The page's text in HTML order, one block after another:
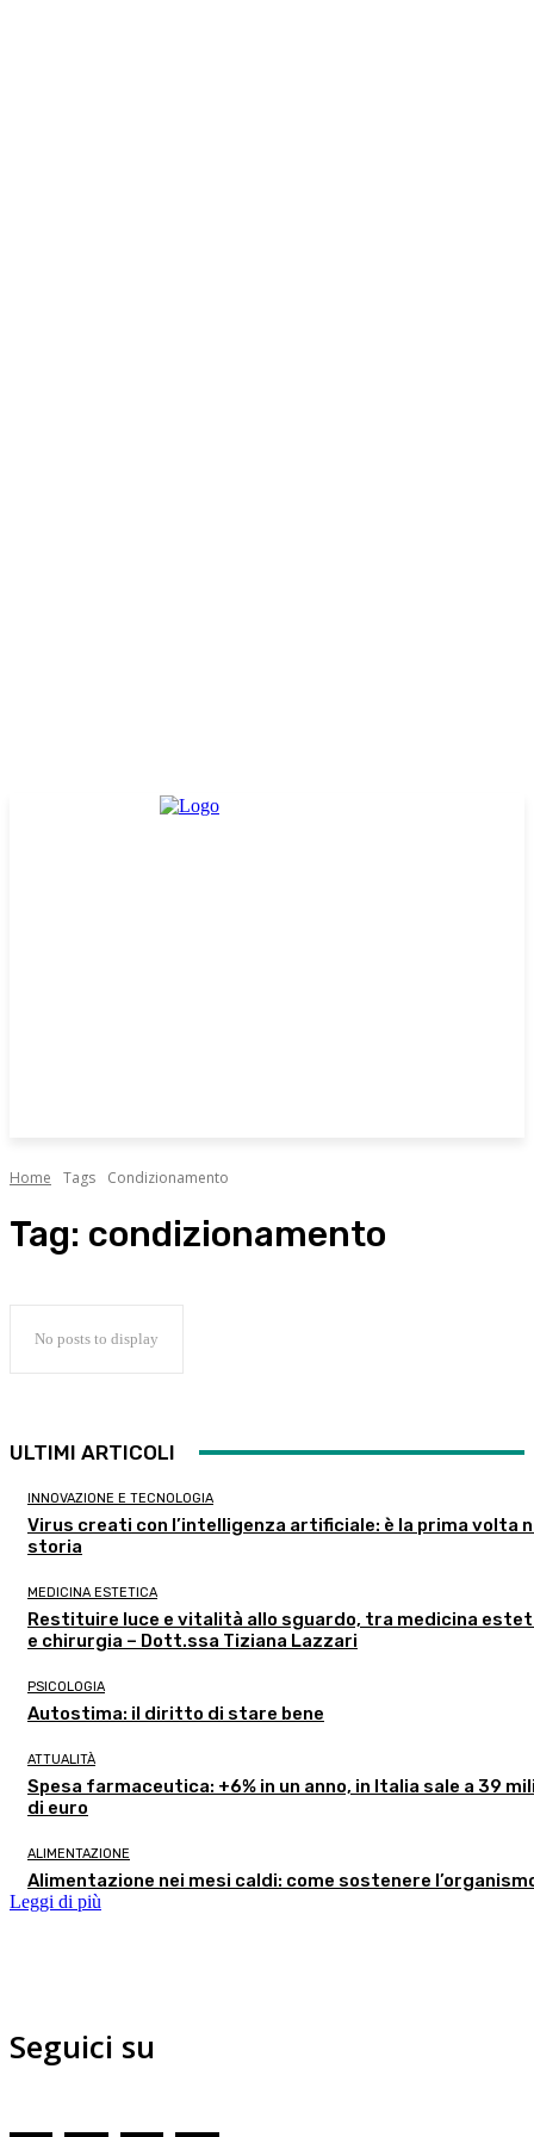
Home Tags Condizionamento
Tag: condizionamento
No posts to display
ULTIMI ARTICOLI
INNOVAZIONE E TECNOLOGIA
Virus creati con l’intelligenza artificiale: è la prima volta
storia
MEDICINA ESTETICA
Restituire luce e vitalità allo sguardo, tra medicina
e chirurgia – Dott.ssa Tiziana Lazzari
PSICOLOGIA
Autostima: il diritto di stare bene
ATTUALITÀ
Spesa farmaceutica: +6% in un anno, in Italia sale a 39
di euro
ALIMENTAZIONE
Alimentazione nei mesi caldi: come sostenere
Leggi di più
Seguici su